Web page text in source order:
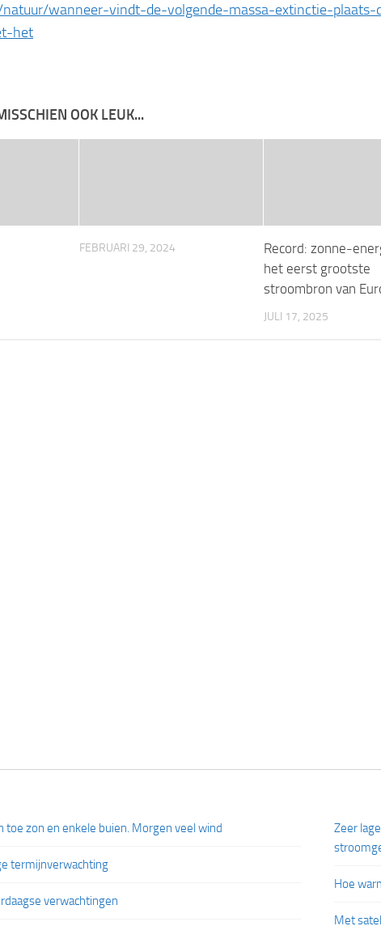
wanneer-vindt-de-volgende-massa-extinctie-plaats-
het
OOK LEUK...
FEBRUARI 29, 2024
Record: zonne-
het eerst grootste
stroombron van
JULI 17, 2025
toe zon en enkele buien. Morgen veel wind
termijnverwachting
verwachtingen
Zeer
Hoe
Met